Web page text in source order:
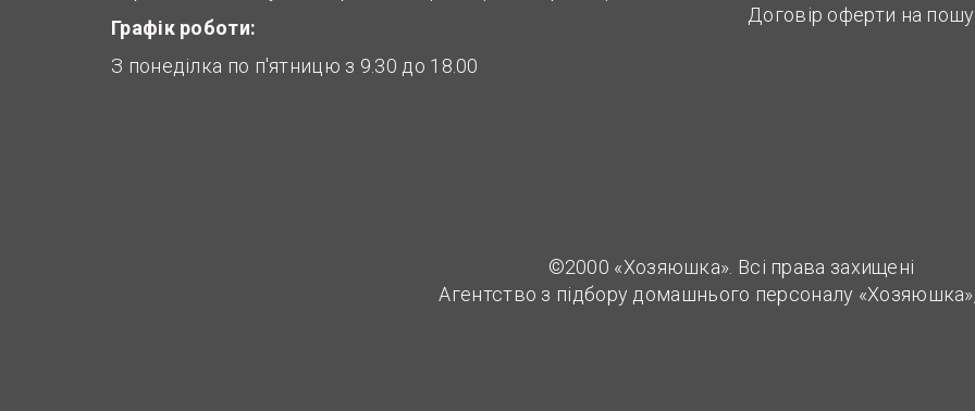
Графік роботи:
З понеділка по п'ятницю з 9.30 до 18.00
Договір оферти на
©2000 «Хозяюшка». Всі права захищені
Агентство з підбору домашнього персоналу